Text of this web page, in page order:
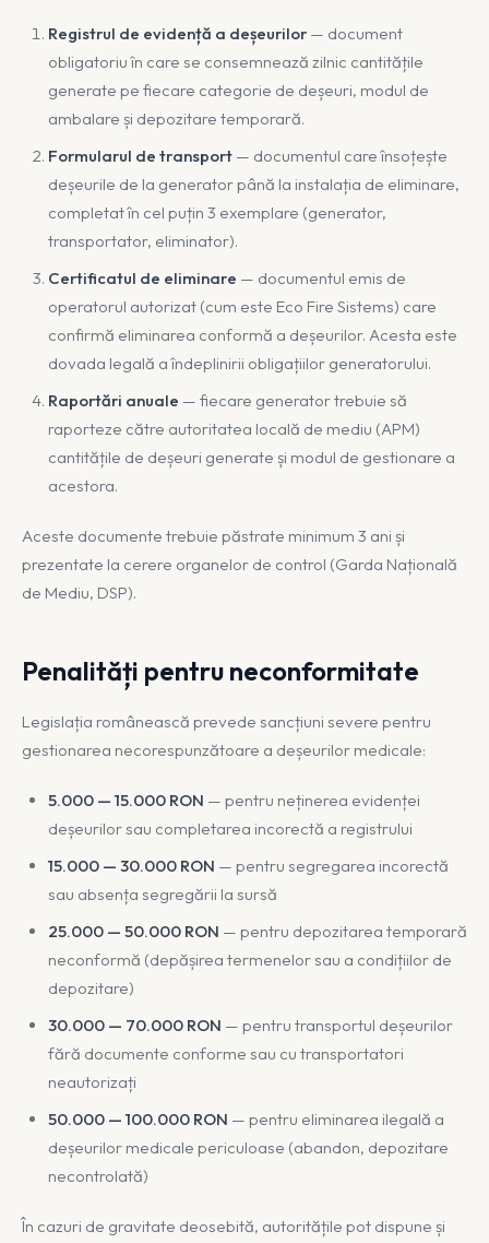
Registrul de evidență a deșeurilor — document
obligatoriu în care se consemnează zilnic cantitățile
generate pe fiecare categorie de deșeuri, modul de
ambalare și depozitare temporară.
Formularul de transport — documentul care însoțește
deșeurile de la generator până la instalația de eliminare,
completat în cel puțin 3 exemplare (generator,
transportator, eliminator).
Certificatul de eliminare — documentul emis de
operatorul autorizat (cum este Eco Fire Sistems) care
confirmă eliminarea conformă a deșeurilor. Acesta este
dovada legală a îndeplinirii obligațiilor generatorului.
Raportări anuale — fiecare generator trebuie să
raporteze către autoritatea locală de mediu (APM)
cantitățile de deșeuri generate și modul de gestionare a
acestora.
Aceste documente trebuie păstrate minimum 3 ani și
prezentate la cerere organelor de control (Garda Națională
de Mediu, DSP).
Penalități pentru neconformitate
Legislația românească prevede sancțiuni severe pentru
gestionarea necorespunzătoare a deșeurilor medicale:
5.000 — 15.000 RON — pentru neținerea evidenței
deșeurilor sau completarea incorectă a registrului
15.000 — 30.000 RON — pentru segregarea incorectă
sau absența segregării la sursă
25.000 — 50.000 RON — pentru depozitarea temporară
neconformă (depășirea termenelor sau a condițiilor de
depozitare)
30.000 — 70.000 RON — pentru transportul deșeurilor
fără documente conforme sau cu transportatori
neautorizați
50.000 — 100.000 RON — pentru eliminarea ilegală a
deșeurilor medicale periculoase (abandon, depozitare
necontrolată)
În cazuri de gravitate deosebită, autoritățile pot dispune și